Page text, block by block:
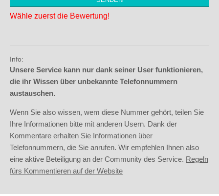
Wähle zuerst die Bewertung!
Info:
Unsere Service kann nur dank seiner User funktionieren,
die ihr Wissen über unbekannte Telefonnummern
austauschen.
Wenn Sie also wissen, wem diese Nummer gehört, teilen Sie
Ihre Informationen bitte mit anderen Usern. Dank der
Kommentare erhalten Sie Informationen über
Telefonnummern, die Sie anrufen. Wir empfehlen Ihnen also
eine aktive Beteiligung an der Community des Service. Regeln
fürs Kommentieren auf der Website